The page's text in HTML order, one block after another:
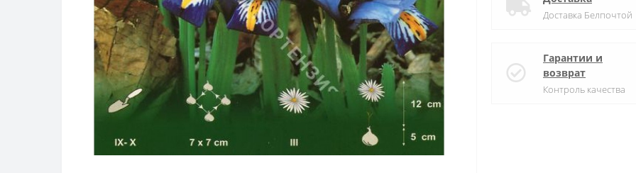
Доставка Белпочтой
Гарантии и
возврат
Контроль качества